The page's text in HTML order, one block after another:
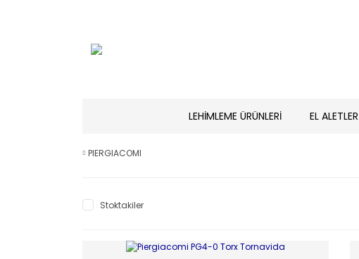
LEHİMLEME ÜRÜNLERİ EL
PIERGIACOMI
Stoktakiler